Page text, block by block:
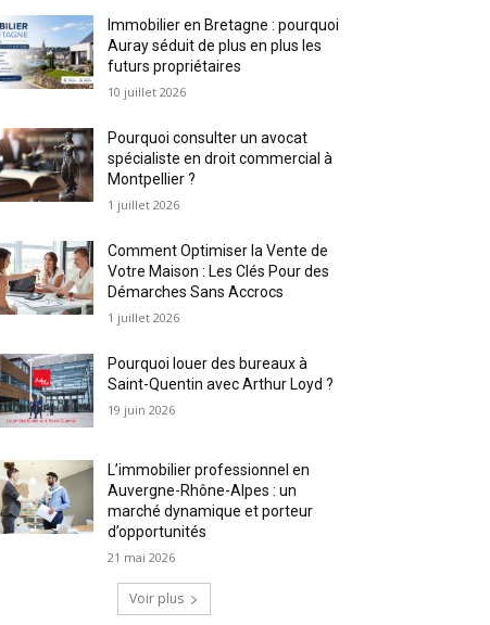
Immobilier en Bretagne : pourquoi
Auray séduit de plus en plus les
futurs propriétaires
10 juillet 2026
Pourquoi consulter un avocat
spécialiste en droit commercial à
Montpellier ?
1 juillet 2026
Comment Optimiser la Vente de
Votre Maison : Les Clés Pour des
Démarches Sans Accrocs
1 juillet 2026
Pourquoi louer des bureaux à
Saint-Quentin avec Arthur Loyd ?
19 juin 2026
L’immobilier professionnel en
Auvergne-Rhône-Alpes : un
marché dynamique et porteur
d’opportunités
21 mai 2026
Voir plus